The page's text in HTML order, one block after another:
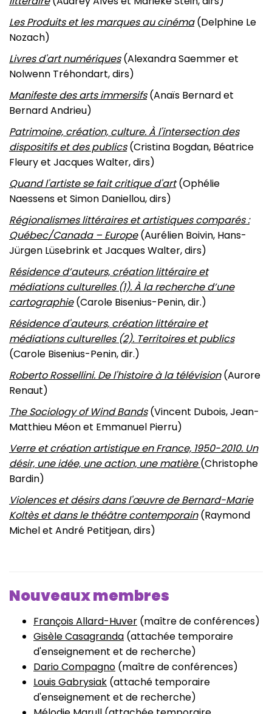
Les Produits et les marques au cinéma(Delphine Le
Nozach)
Livres d'art numériques(Alexandra Saemmer et
Nolwenn Tréhondart, dirs)
Manifeste des arts immersifs(Anaïs Bernard et
Bernard Andrieu)
Patrimoine, création, culture. À l'intersection des
dispositifs et des publics(Cristina Bogdan, Béatrice
Fleury et Jacques Walter, dirs)
Quand l'artiste se fait critique d'art(Ophélie
Naessens et Simon Daniellou, dirs)
Régionalismes littéraires et artistiques comparés :
Québec/Canada – Europe(Aurélien Boivin, Hans-
Jürgen Lüsebrink et Jacques Walter, dirs)
Résidence d’auteurs, création littéraire et
médiations culturelles (1). À la recherche d’une
cartographie(Carole Bisenius-Penin, dir.)
Résidence d'auteurs, création littéraire et
médiations culturelles (2). Territoires et publics
(Carole Bisenius-Penin, dir.)
Roberto Rossellini. De l'histoire à la télévision(Aurore
Renaut)
The Sociology of Wind Bands (Vincent Dubois, Jean-
Matthieu Méon et Emmanuel Pierru)
Verre et création artistique en France, 1950-2010. Un
désir, une idée, une action, une matière (Christophe
Bardin)
Violences et désirs dans l'œuvre de Bernard-Marie
Koltès et dans le théâtre contemporain(Raymond
Michel et André Petitjean, dirs)
Nouveaux membres
François Allard-Huver (maître de conférences)
Gisèle Casagranda (attachée temporaire
d'enseignement et de recherche)
Dario Compagno (maître de conférences)
Louis Gabrysiak (attaché temporaire
d'enseignement et de recherche)